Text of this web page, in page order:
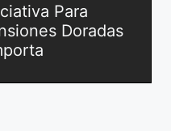
Para
Doradas